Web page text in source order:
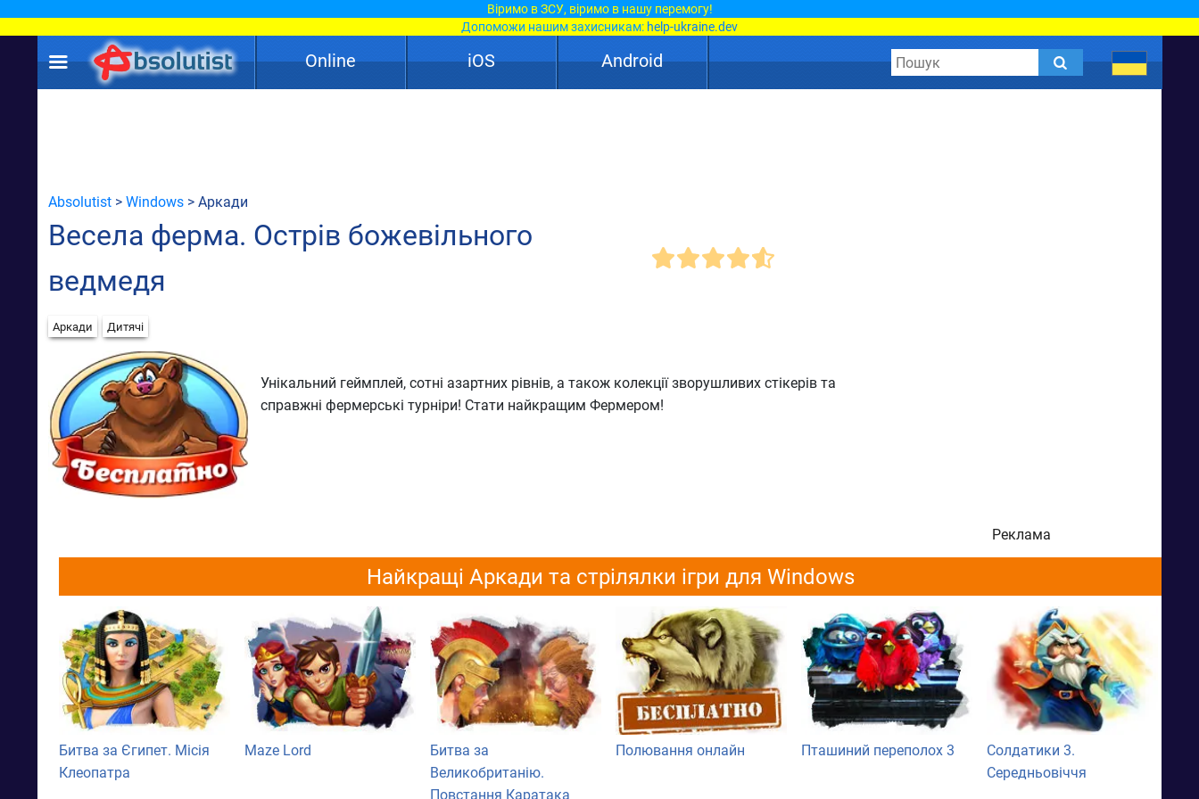
Віримо в ЗСУ, віримо в нашу перемогу!
Допоможи нашим захисникам: help-ukraine.dev
Online iOS Android
Absolutist > Windows > Аркади
Весела ферма. Острів божевільного
ведмедя
Аркади Дитячі
Унікальний геймплей, сотні азартних рівнів, а також колекції зворушливих стікерів та
справжні фермерські турніри! Стати найкращим Фермером!
Реклама
Найкращі Аркади та стрілялки ігри для Windows
Битва за Єгипет. Місія
Клеопатра
Maze Lord
Битва за
Великобританію.
Повстання Каратака
Полювання онлайн Пташиний переполох 3
Солдатики 3.
Середньовіччя